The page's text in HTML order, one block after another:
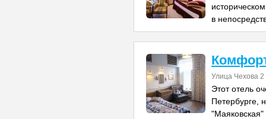
в
Улица Чехова 2
Этот отель
Петербурге,